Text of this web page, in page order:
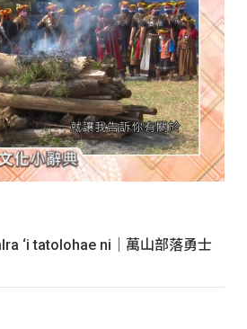
‘i tatolohae ni｜萬山部落勇士